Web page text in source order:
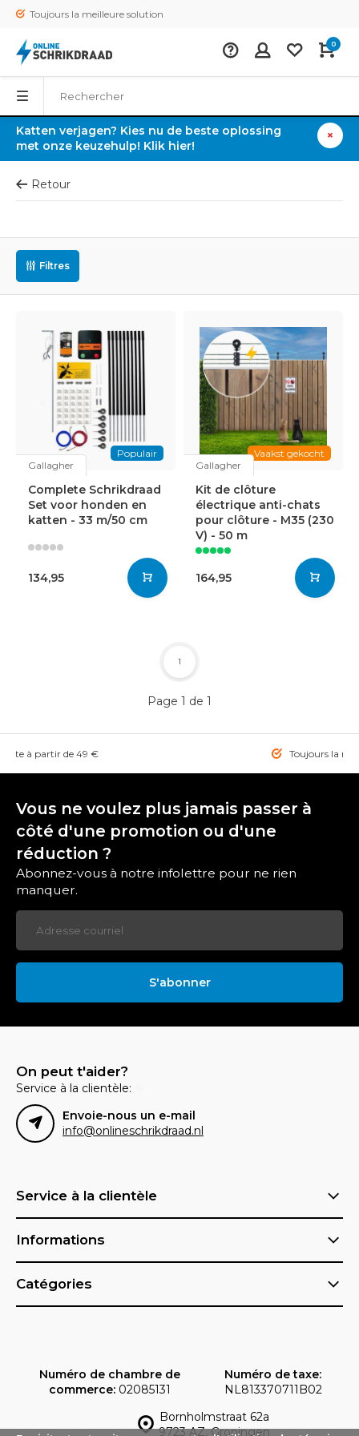
Toujours la meilleure solution
0
Katten verjagen? Kies nu de beste oplossing
met onze keuzehulp! Klik hier!
Retour
Filtres
Populair
Gallagher
Complete Schrikdraad
Set voor honden en
katten - 33 m/50 cm
134,95
Vaakst gekocht
Gallagher
Kit de clôture
électrique anti-chats
pour clôture - M35 (230
V) - 50 m
164,95
Page 1 de 1
1
à partir de 49 € Toujours la
Vous ne voulez plus jamais passer à
côté d'une promotion ou d'une
réduction ?
Abonnez-vous à notre infolettre pour ne rien
manquer.
S'abonner
On peut t'aider?
Service à la clientèle:
Envoie-nous un e-mail
info@onlineschrikdraad.nl
Service à la clientèle
Informations
Catégories
Bornholmstraat 62a
9723 AZ, Groningen
Numéro de chambre de
commerce:02085131
Numéro de taxe:
NL813370711B02